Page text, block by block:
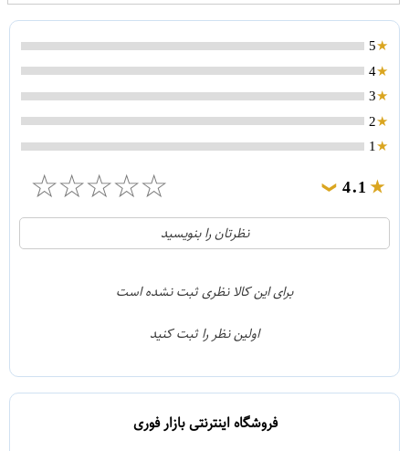
5
4
3
2
1
4.1
❯
☆
☆
☆
☆
☆
21
1
نظرتان را بنویسید
برای این کالا نظری ثبت نشده است
اولین نظر را ثبت کنید
فروشگاه اینترنتی بازار فوری